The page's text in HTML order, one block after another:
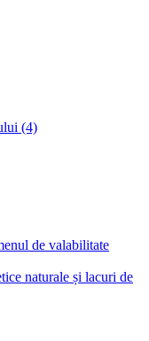
(4)
de valabilitate
naturale și lacuri de